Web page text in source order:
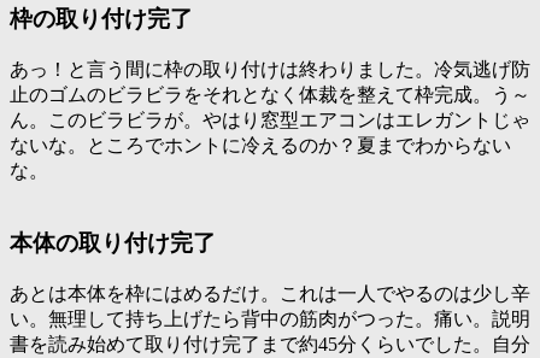
枠の取り付け完了
あっ！と言う間に枠の取り付けは終わりました。冷気逃げ防
止のゴムのビラビラをそれとなく体裁を整えて枠完成。う～
ん。このビラビラが。やはり窓型エアコンはエレガントじゃ
ないな。ところでホントに冷えるのか？夏までわからない
な。
本体の取り付け完了
あとは本体を枠にはめるだけ。これは一人でやるのは少し辛
い。無理して持ち上げたら背中の筋肉がつった。痛い。説明
書を読み始めて取り付け完了まで約45分くらいでした。自分